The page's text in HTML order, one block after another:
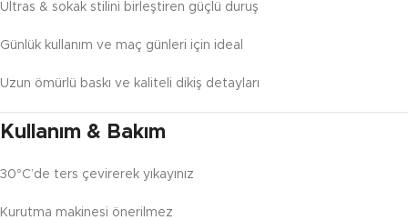
Ultras & sokak stilini birleştiren güçlü duruş
Günlük kullanım ve maç günleri için ideal
Uzun ömürlü baskı ve kaliteli dikiş detayları
Kullanım & Bakım
30°C’de ters çevirerek yıkayınız
Kurutma makinesi önerilmez